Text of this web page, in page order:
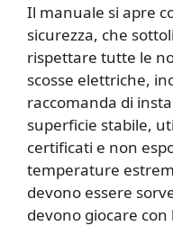
Il manuale si apre
sicurezza, che
rispettare tutte le
scosse elettriche,
raccomanda di
superficie stabile,
certificati e non
temperature
devono essere
devono giocare con